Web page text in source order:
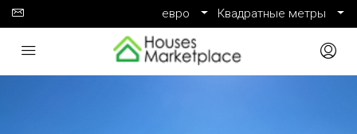
евро Квадратные метры